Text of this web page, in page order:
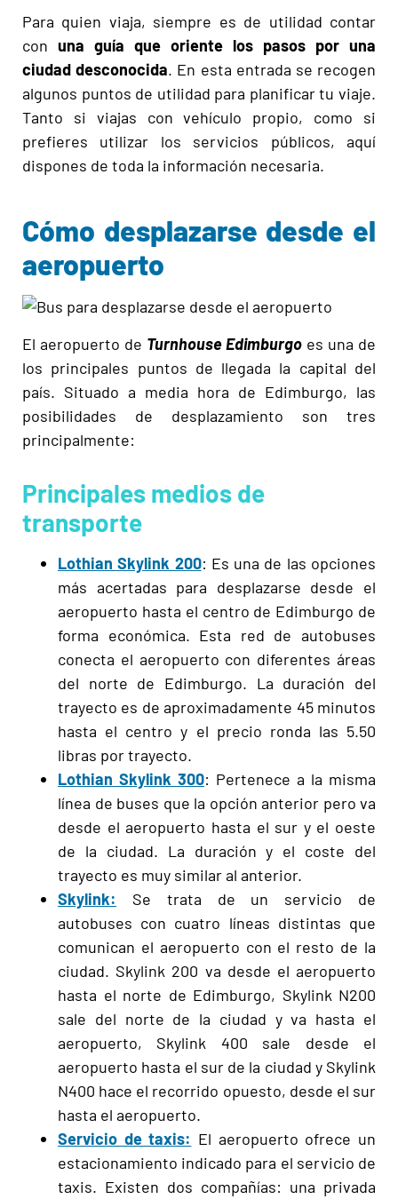
Para quien viaja, siempre es de utilidad contar
con una guía que oriente los pasos por una
ciudad desconocida. En esta entrada se recogen
algunos puntos de utilidad para planificar tu viaje.
Tanto si viajas con vehículo propio, como si
prefieres utilizar los servicios públicos, aquí
dispones de toda la información necesaria.
Cómo desplazarse desde el
aeropuerto
El aeropuerto de Turnhouse Edimburgo es una de
los principales puntos de llegada la capital del
país. Situado a media hora de Edimburgo, las
posibilidades de desplazamiento son tres
principalmente:
Principales medios de
transporte
Lothian Skylink 200: Es una de las opciones
más acertadas para desplazarse desde el
aeropuerto hasta el centro de Edimburgo de
forma económica. Esta red de autobuses
conecta el aeropuerto con diferentes áreas
del norte de Edimburgo. La duración del
trayecto es de aproximadamente 45 minutos
hasta el centro y el precio ronda las 5.50
libras por trayecto.
Lothian Skylink 300: Pertenece a la misma
línea de buses que la opción anterior pero va
desde el aeropuerto hasta el sur y el oeste
de la ciudad. La duración y el coste del
trayecto es muy similar al anterior.
Skylink: Se trata de un servicio de
autobuses con cuatro líneas distintas que
comunican el aeropuerto con el resto de la
ciudad. Skylink 200 va desde el aeropuerto
hasta el norte de Edimburgo, Skylink N200
sale del norte de la ciudad y va hasta el
aeropuerto, Skylink 400 sale desde el
aeropuerto hasta el sur de la ciudad y Skylink
N400 hace el recorrido opuesto, desde el sur
hasta el aeropuerto.
Servicio de taxis: El aeropuerto ofrece un
estacionamiento indicado para el servicio de
taxis. Existen dos compañías: una privada